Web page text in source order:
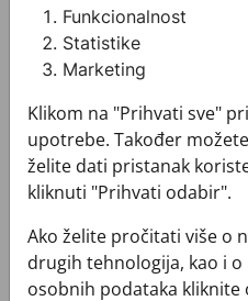
Funkcionalnost
Statistike
Marketing
Klikom na "Prihvati sve"
upotrebe. Također
želite dati pristanak
kliknuti "Prihvati odabir".
Ako želite pročitati više o
drugih tehnologija, kao i
osobnih podataka kliknite